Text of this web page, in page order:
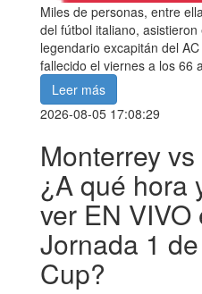
Miles de personas, entre
del fútbol italiano,
legendario excapitán del
fallecido el viernes a los 66
Leer más
2026-08-05 17:08:29
Monterrey
¿A qué hora
ver EN
Jornada 1
Cup?